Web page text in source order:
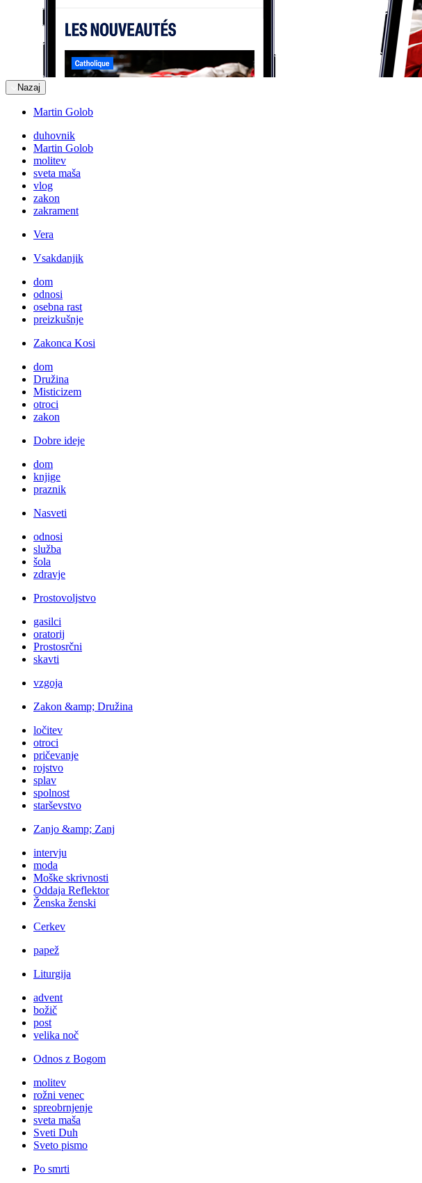
Nazaj
Martin Golob
duhovnik
Martin Golob
molitev
sveta maša
vlog
zakon
zakrament
Vera
Vsakdanjik
dom
odnosi
osebna rast
preizkušnje
Zakonca Kosi
dom
Družina
Misticizem
otroci
zakon
Dobre ideje
dom
knjige
praznik
Nasveti
odnosi
služba
šola
zdravje
Prostovoljstvo
gasilci
oratorij
Prostosrčni
skavti
vzgoja
Zakon &amp; Družina
ločitev
otroci
pričevanje
rojstvo
splav
spolnost
starševstvo
Zanjo &amp; Zanj
intervju
moda
Moške skrivnosti
Oddaja Reflektor
Ženska ženski
Cerkev
papež
Liturgija
advent
božič
post
velika noč
Odnos z Bogom
molitev
rožni venec
spreobrnjenje
sveta maša
Sveti Duh
Sveto pismo
Po smrti